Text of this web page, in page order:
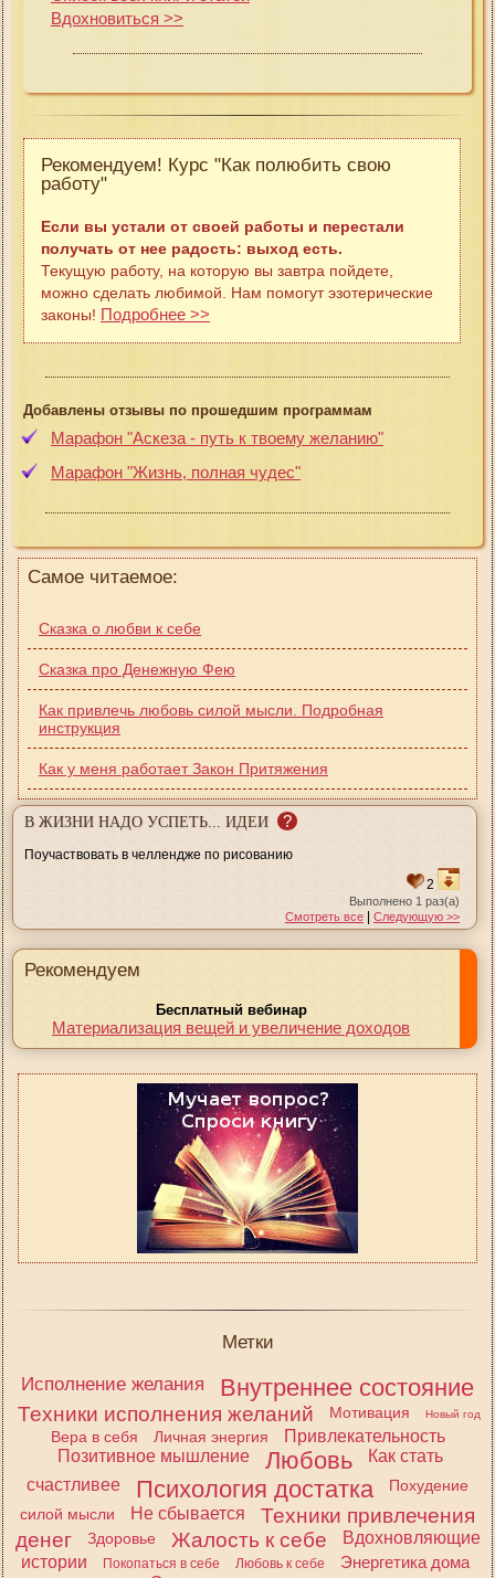
Вдохновиться >>
Рекомендуем! Курс "Как полюбить свою
работу"
Если вы устали от своей работы и перестали
получать от нее радость: выход есть.
Текущую работу, на которую вы завтра пойдете,
можно сделать любимой. Нам помогут эзотерические
законы! Подробнее >>
Добавлены отзывы по прошедшим программам
Марафон "Аскеза - путь к твоему желанию"
Марафон "Жизнь, полная чудес"
Самое читаемое:
Сказка о любви к себе
Сказка про Денежную Фею
Как привлечь любовь силой мысли. Подробная
инструкция
Как у меня работает Закон Притяжения
В ЖИЗНИ НАДО УСПЕТЬ... ИДЕИ ?
Поучаствовать в челлендже по рисованию
2
Выполнено 1 раз(а)
Смотреть все | Следующую >>
Рекомендуем
Бесплатный вебинар
Материализация вещей и увеличение доходов
Метки
Исполнение желания
Внутреннее состояние
Техники исполнения желаний Мотивация Новый год
Вера в себя Личная энергия
Привлекательность
Позитивное мышление
Любовь
Как стать
счастливее
Психология достатка
Похудение
силой мысли
Не сбывается
Техники привлечения
денег
Здоровье Жалость к себе
Вдохновляющие
истории
Покопаться в себе Любовь к себе
Энергетика дома